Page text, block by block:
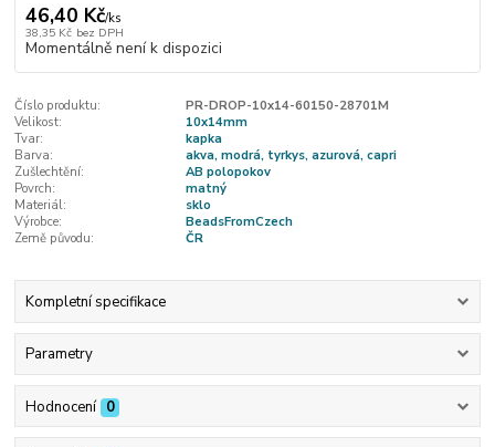
46,40 Kč/ks
38,35 Kč bez DPH
Momentálně není k dispozici
Číslo produktu:
PR-DROP-10x14-60150-28701M
Velikost:
10x14mm
Tvar:
kapka
Barva:
akva, modrá, tyrkys, azurová, capri
Zušlechtění:
AB polopokov
Povrch:
matný
Materiál:
sklo
Výrobce:
BeadsFromCzech
Země původu:
ČR
Kompletní specifikace
Parametry
Hodnocení 0